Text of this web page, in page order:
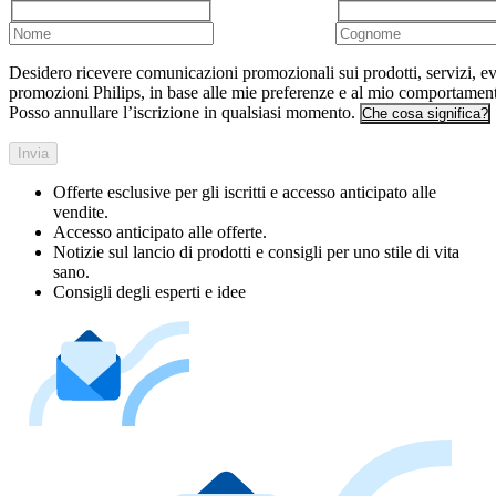
Desidero ricevere comunicazioni promozionali sui prodotti, servizi,
promozioni Philips, in base alle mie preferenze e al mio
Posso annullare l’iscrizione in qualsiasi momento. Che cosa significa?
Invia
Offerte esclusive per gli iscritti e accesso anticipato alle
vendite.
Accesso anticipato alle offerte.
Notizie sul lancio di prodotti e consigli per uno stile di vita
sano.
Consigli degli esperti e idee